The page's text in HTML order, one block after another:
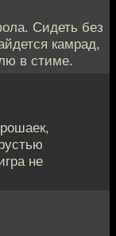
Сидеть без
камрад,
в стиме.
не